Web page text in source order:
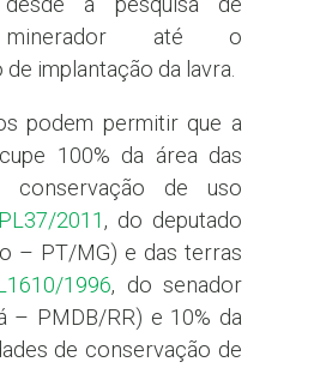
minerador até o
implantação da lavra.
podem permitir que a
100% da área das
conservação de uso
2011, do deputado
– PT/MG) e das terras
1996, do senador
– PMDB/RR) e 10% da
de conservação de